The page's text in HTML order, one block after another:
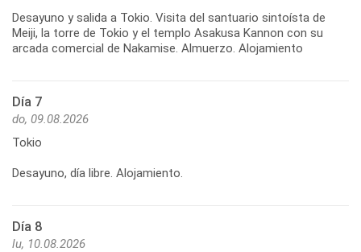
Desayuno y salida a Tokio. Visita del santuario sintoísta de
Meiji, la torre de Tokio y el templo Asakusa Kannon con su
arcada comercial de Nakamise. Almuerzo. Alojamiento
Día 7
do, 09.08.2026
Tokio
Desayuno, día libre. Alojamiento.
Día 8
lu, 10.08.2026